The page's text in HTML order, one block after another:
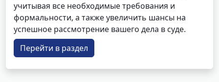
учитывая все необходимые требования и
формальности, а также увеличить шансы на
успешное рассмотрение вашего дела в суде.
Перейти в раздел